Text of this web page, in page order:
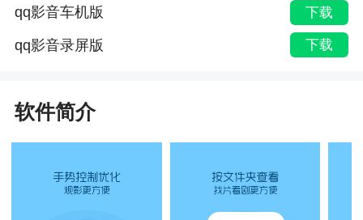
qq影音车机版 下载
qq影音录屏版 下载
软件简介